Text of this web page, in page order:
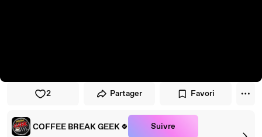
2 Partager Favori
COFFEE BREAK GEEK Suivre